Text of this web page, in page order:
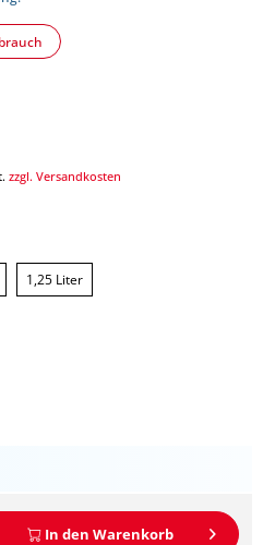
zzgl. Versandkosten
1,25 Liter
In den Warenkorb